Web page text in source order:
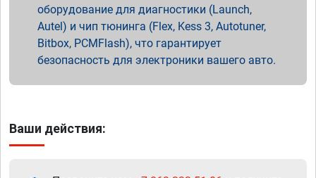
оборудование для диагностики (Launch,
Autel) и чип тюнинга (Flex, Kess 3, Autotuner,
Bitbox, PCMFlash), что гарантирует
безопасность для электроники вашего авто.
Ваши действия: